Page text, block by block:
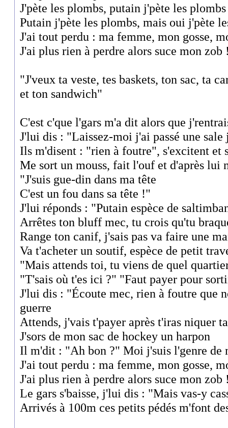
J'pète les plombs, putain j'pète les plombs
Putain j'pète les plombs, mais oui j'pète
J'ai tout perdu : ma femme, mon gosse,
J'ai plus rien à perdre alors suce mon zob
"J'veux ta veste, tes baskets, ton sac, ta
et ton sandwich"
C'est c'que l'gars m'a dit alors que
J'lui dis : "Laissez-moi j'ai passé une sale
Ils m'disent : "rien à foutre", s'excitent et
Me sort un mouss, fait l'ouf et d'après lui
"J'suis gue-din dans ma tête
C'est un fou dans sa tête !"
J'lui réponds : "Putain espèce de
Arrêtes ton bluff mec, tu crois qu'tu
Range ton canif, j'sais pas va faire une
Va t'acheter un soutif, espèce de petit
"Mais attends toi, tu viens de quel
"T'sais où t'es ici ?" "Faut payer pour
J'lui dis : "Écoute mec, rien à foutre que
guerre
Attends, j'vais t'payer après t'iras niquer
J'sors de mon sac de hockey un harpon
Il m'dit : "Ah bon ?" Moi j'suis l'genre de
J'ai tout perdu : ma femme, mon gosse,
J'ai plus rien à perdre alors suce mon zob
Le gars s'baisse, j'lui dis : "Mais vas-y
Arrivés à 100m ces petits pédés m'font